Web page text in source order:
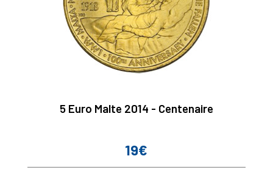
5 Euro Malte 2014 - Centenaire
Prix
19€